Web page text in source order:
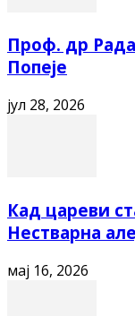
Проф. др
Попеје
јул 28, 2026
Кад цареви
Нестварна
мај 16, 2026